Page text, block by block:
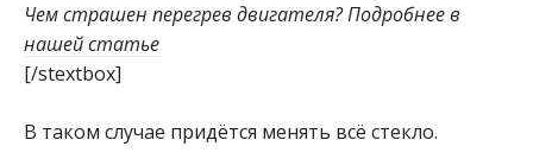
Чем страшен перегрев двигателя? Подробнее в
нашей статье
[/stextbox]
В таком случае придётся менять всё стекло.